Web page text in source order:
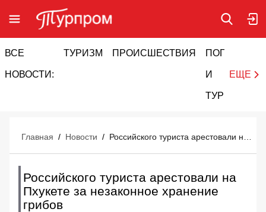
ВСЕ
НОВОСТИ:
ТУРИЗМ ПРОИСШЕСТВИЯ ПОГОДА
И
ТУРИЗМ
ЕЩЕ
Главная / Новости /
Российского туриста арестовали на
Пхукете за незаконное хранение
грибов